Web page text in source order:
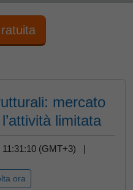
mercato
limitata
11:31:10 (GMT+3) |
ora